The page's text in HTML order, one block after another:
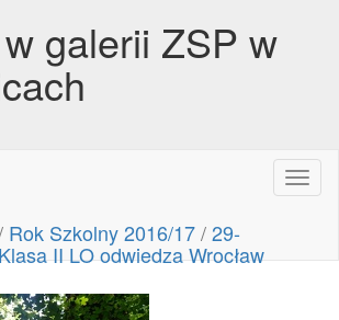
galerii ZSP w
Rok Szkolny 2016/17/29-
II LO odwiedza Wrocław